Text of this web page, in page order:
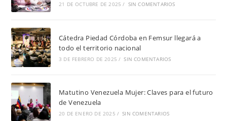
21 DE OCTUBRE DE 2025 / SIN COMENTARIOS
Cátedra Piedad Córdoba en Femsur llegará a
todo el territorio nacional
3 DE FEBRERO DE 2025 / SIN COMENTARIOS
Matutino Venezuela Mujer: Claves para el futuro
de Venezuela
20 DE ENERO DE 2025 / SIN COMENTARIOS